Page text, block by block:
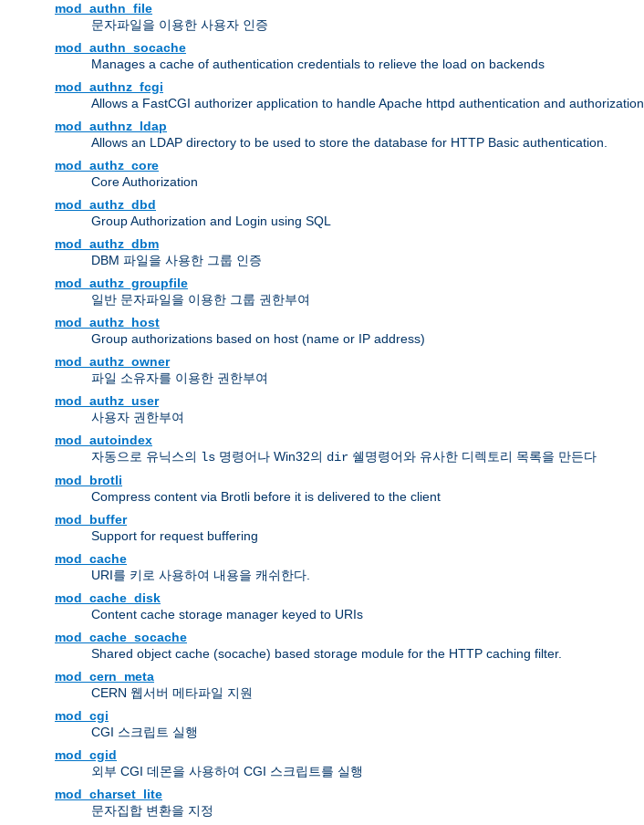
mod_authn_file
문자파일을 이용한 사용자 인증
mod_authn_socache
Manages a cache of authentication credentials to relieve the load on backends
mod_authnz_fcgi
Allows a FastCGI authorizer application to handle Apache httpd authentication and authorization
mod_authnz_ldap
Allows an LDAP directory to be used to store the database for HTTP Basic authentication.
mod_authz_core
Core Authorization
mod_authz_dbd
Group Authorization and Login using SQL
mod_authz_dbm
DBM 파일을 사용한 그룹 인증
mod_authz_groupfile
일반 문자파일을 이용한 그룹 권한부여
mod_authz_host
Group authorizations based on host (name or IP address)
mod_authz_owner
파일 소유자를 이용한 권한부여
mod_authz_user
사용자 권한부여
mod_autoindex
자동으로 유닉스의 ls 명령어나 Win32의 dir 쉘명령어와 유사한 디렉토리 목록을 만든다
mod_brotli
Compress content via Brotli before it is delivered to the client
mod_buffer
Support for request buffering
mod_cache
URI를 키로 사용하여 내용을 캐쉬한다.
mod_cache_disk
Content cache storage manager keyed to URIs
mod_cache_socache
Shared object cache (socache) based storage module for the HTTP caching filter.
mod_cern_meta
CERN 웹서버 메타파일 지원
mod_cgi
CGI 스크립트 실행
mod_cgid
외부 CGI 데몬을 사용하여 CGI 스크립트를 실행
mod_charset_lite
문자집합 변환을 지정